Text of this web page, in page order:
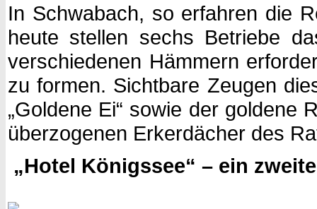
In Schwabach, so erfahren die
heute stellen sechs Betriebe
verschiedenen Hämmern
zu formen. Sichtbare Zeugen
„Goldene Ei“ sowie der goldene
überzogenen Erkerdächer des
„Hotel Königssee“ – ein